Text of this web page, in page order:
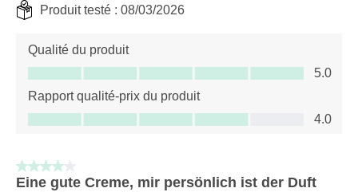
Produit testé : 08/03/2026
Qualité du produit
Qualité du produit, 5.0 sur 5
5.0
Rapport qualité-prix du produit
Rapport qualité-prix du produit, 4.0 sur 5
4.0
4 sur 5 étoiles.
Eine gute Creme, mir persönlich ist der Duft